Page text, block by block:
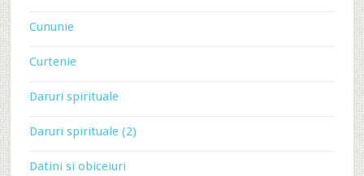
Cununie
Curtenie
Daruri spirituale
Daruri spirituale (2)
Datini si obiceiuri